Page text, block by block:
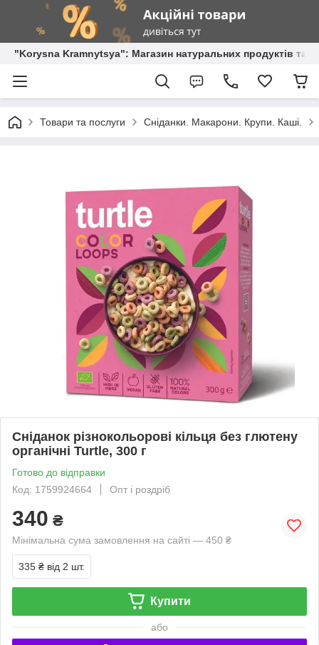
"Korysna Kramnytsya": Магазин натуральних продуктів та
Товари та послуги Сніданки. Макарони. Крупи. Каші.
Сніданок різнокольорові кільця без глютену
органічні Turtle, 300 г
Готово до відправки
Код: 1759924664
Опт і роздріб
340 ₴
Мінімальна сума замовлення на сайті — 450 ₴
335 ₴ від 2 шт.
Купити
або